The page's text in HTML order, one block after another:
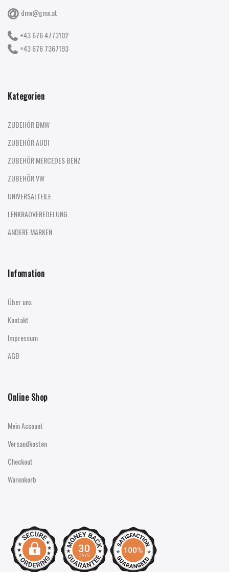
dmv@gmx.at
+43 676 4773102
+43 676 7367193
Kategorien
ZUBEHÖR BMW
ZUBEHÖR AUDI
ZUBEHÖR MERCEDES BENZ
ZUBEHÖR VW
UNIVERSALTEILE
LENKRADVEREDELUNG
ANDERE MARKEN
Infomation
Über uns
Kontakt
Impressum
AGB
Online Shop
Mein Account
Versandkosten
Checkout
Warenkorb